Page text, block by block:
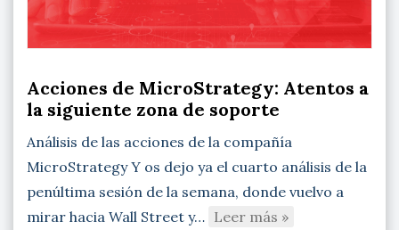
Acciones de MicroStrategy: Atentos a
la siguiente zona de soporte
Análisis de las acciones de la compañía
MicroStrategy Y os dejo ya el cuarto análisis de la
penúltima sesión de la semana, donde vuelvo a
mirar hacia Wall Street y… Leer más »